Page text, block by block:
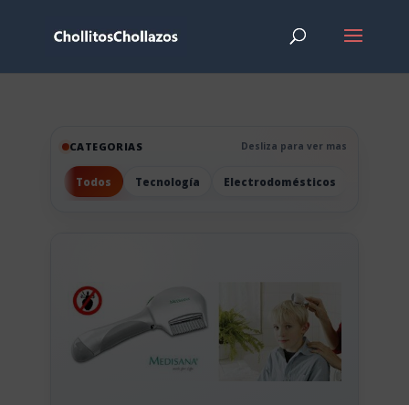
CATEGORIAS Desliza para ver mas
Todos Tecnología Electrodomésticos